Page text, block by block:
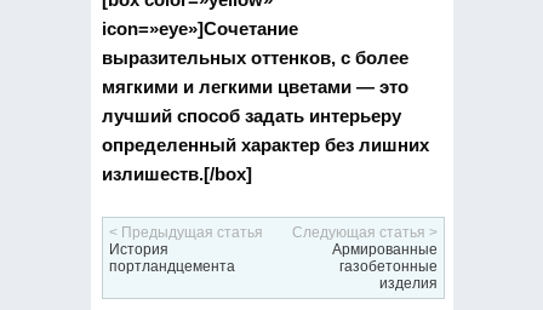
icon=»eye»]Сочетание
выразительных оттенков, с более
мягкими и легкими цветами — это
лучший способ задать интерьеру
определенный характер без лишних
излишеств.[/box]
< Предыдущая статья
История
портландцемента
Следующая статья >
Армированные
газобетонные
изделия